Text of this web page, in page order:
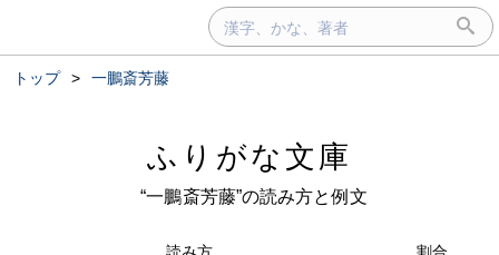
トップ > 一鵬斎芳藤
ふりがな文庫
“一鵬斎芳藤”の読み方と例文